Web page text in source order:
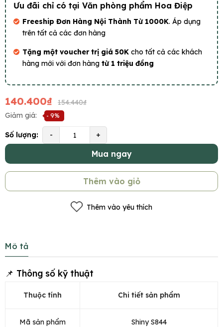
Ưu đãi chỉ có tại Văn phòng phẩm Hoa Điệp
Freeship Đơn Hàng Nội Thành Từ 1000K. Áp dụng
trên tất cả các đơn hàng
Tặng một voucher trị giá 50K cho tất cả các khách
hàng mới với đơn hàng từ 1 triệu đồng
140.400₫
154.440₫
Giảm giá:
- 9%
Số lượng: - +
Mua ngay
Thêm vào giỏ
Thêm vào yêu thích
Mô tả
📌 Thông số kỹ thuật
Thuộc tính Chi tiết sản phẩm
Mã sản phẩm Shiny S844